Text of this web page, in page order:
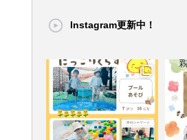
Instagram更新中！